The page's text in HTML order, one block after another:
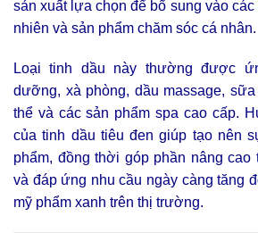
sản xuất lựa chọn để bổ sung vào
nhiên và sản phẩm chăm sóc cá nhân.
Loại tinh dầu này thường được
dưỡng, xà phòng, dầu massage,
thể và các sản phẩm spa cao cấp.
của tinh dầu tiêu đen giúp tạo nên
phẩm, đồng thời góp phần nâng cao
và đáp ứng nhu cầu ngày càng tăng
mỹ phẩm xanh trên thị trường.